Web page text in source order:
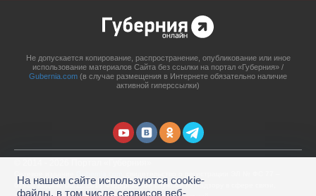
Не допускается копирование, распространение, опубликование или иное
использование материалов Сайта без ссылки на портал «Губерния» /
Gubernia.com (в случае размещения в Интернете обязательно наличие
активной гиперссылки)
67908 выдано 06.12.2016 Федеральной службой по надзору в сфере связи,
На нашем сайте используются cookie-
файлы, в том числе сервисов веб-